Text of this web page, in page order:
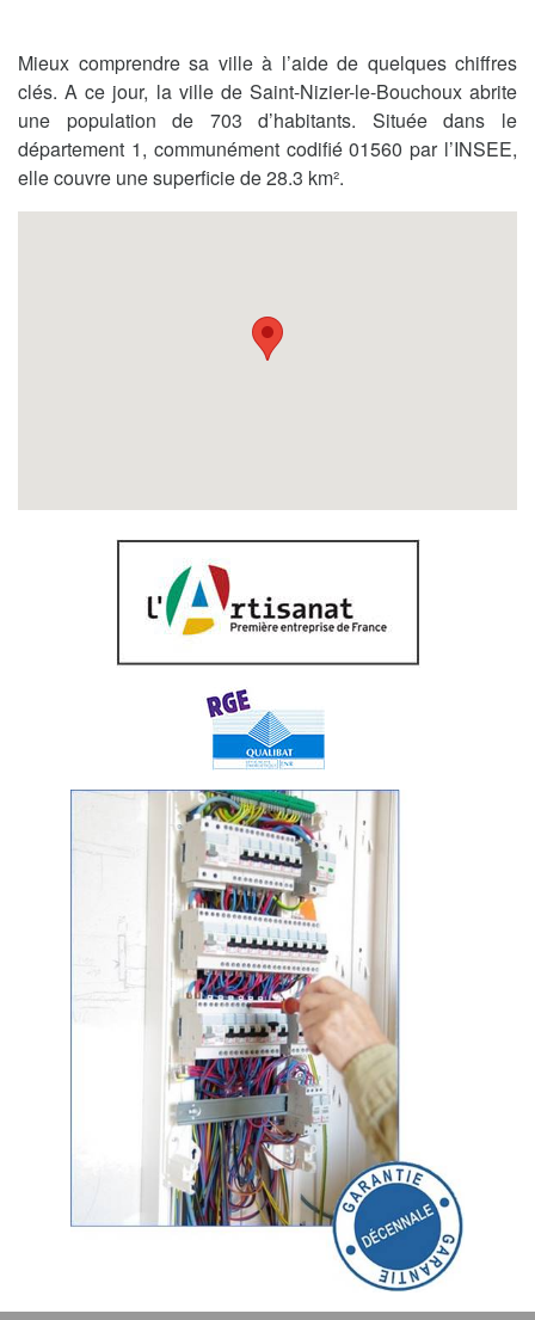
Mieux comprendre sa ville à l’aide de quelques chiffres
clés. A ce jour, la ville de Saint-Nizier-le-Bouchoux abrite
une population de 703 d’habitants. Située dans le
département 1, communément codifié 01560 par l’INSEE,
elle couvre une superficie de 28.3 km².